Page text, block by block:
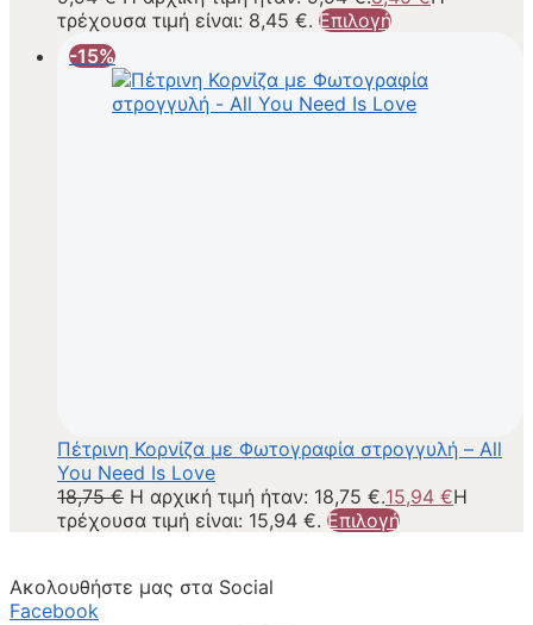
τρέχουσα τιμή είναι: 8,45 €. Επιλογή
-15%
Πέτρινη Κορνίζα με Φωτογραφία στρογγυλή – All
You Need Is Love
18,75€ Η αρχική τιμή ήταν: 18,75 €.15,94 €Η
τρέχουσα τιμή είναι: 15,94 €. Επιλογή
Ακολουθήστε μας στα Social
Facebook